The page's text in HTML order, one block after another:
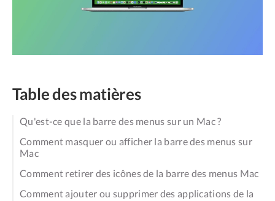
Table des matières
Qu'est-ce que la barre des menus sur un Mac ?
Comment masquer ou afficher la barre des menus sur
Mac
Comment retirer des icônes de la barre des menus Mac
Comment ajouter ou supprimer des applications de la